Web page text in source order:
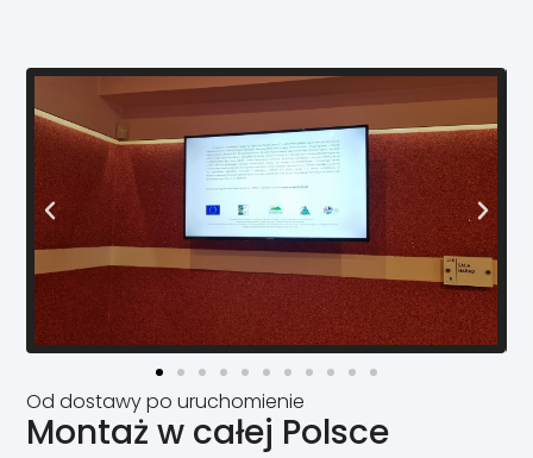
Od dostawy po uruchomienie
Montaż w całej Polsce